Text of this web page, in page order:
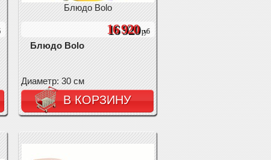
Блюдо Bolo
16 920руб
Блюдо Bolo
Диаметр: 30 см
В КОРЗИНУ